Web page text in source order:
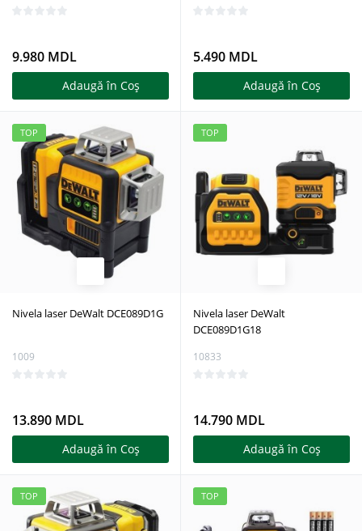
9.980 MDL
Adaugă în Coş
5.490 MDL
Adaugă în Coş
TOP
Nivela laser DeWalt DCE089D1G
1009
13.890 MDL
Adaugă în Coş
TOP
Nivela laser DeWalt
DCE089D1G18
10833
14.790 MDL
Adaugă în Coş
TOP TOP